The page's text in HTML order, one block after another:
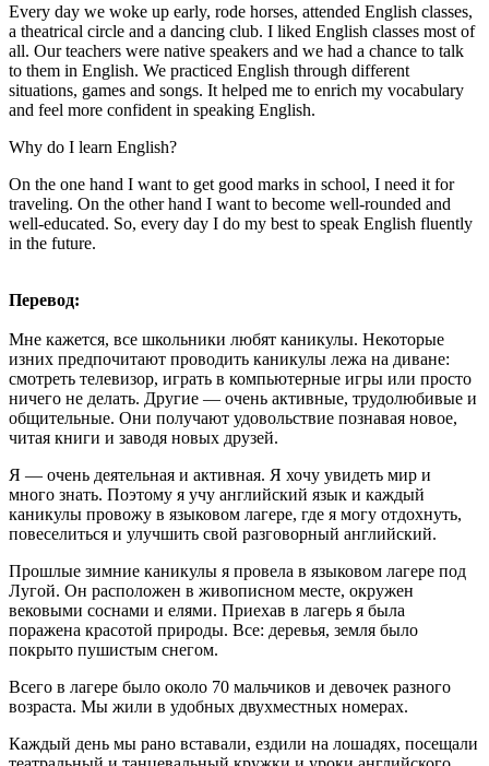
Every day we woke up early, rode horses, attended English classes,
a theatrical circle and a dancing club. I liked English classes most of
all. Our teachers were native speakers and we had a chance to talk
to them in English. We practiced English through different
situations, games and songs. It helped me to enrich my vocabulary
and feel more confident in speaking English.
Why do I learn English?
On the one hand I want to get good marks in school, I need it for
traveling. On the other hand I want to become well-rounded and
well-educated. So, every day I do my best to speak English fluently
in the future.
Перевод:
Мне кажется, все школьники любят каникулы. Некоторые
изних предпочитают проводить каникулы лежа на диване:
смотреть телевизор, играть в компьютерные игры или просто
ничего не делать. Другие — очень активные, трудолюбивые и
общительные. Они получают удовольствие познавая новое,
читая книги и заводя новых друзей.
Я — очень деятельная и активная. Я хочу увидеть мир и
много знать. Поэтому я учу английский язык и каждый
каникулы провожу в языковом лагере, где я могу отдохнуть,
повеселиться и улучшить свой разговорный английский.
Прошлые зимние каникулы я провела в языковом лагере под
Лугой. Он расположен в живописном месте, окружен
вековыми соснами и елями. Приехав в лагерь я была
поражена красотой природы. Все: деревья, земля было
покрыто пушистым снегом.
Всего в лагере было около 70 мальчиков и девочек разного
возраста. Мы жили в удобных двухместных номерах.
Каждый день мы рано вставали, ездили на лошадях, посещали